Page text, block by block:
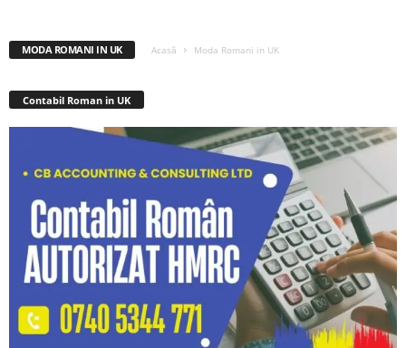
MODA ROMANI IN UK Acasă Moda Romani in UK
Contabil Roman in UK